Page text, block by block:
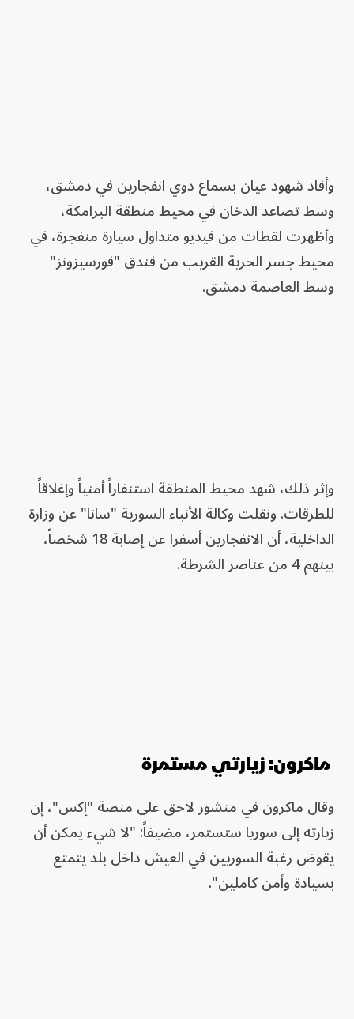
وأفاد شهود عيان بسماع دوي انفجارين في دمشق،
وسط تصاعد الدخان في محيط منطقة البرامكة،
وأظهرت لقطات من فيديو متداول سيارة منفجرة، في
محيط جسر الحرية القريب من فندق "فورسيزونز"
وسط العاصمة دمشق.
وإثر ذلك، شهد محيط المنطقة استنفاراً أمنياً وإغلاقاً
للطرقات. ونقلت وكالة الأنباء السورية "سانا" عن وزارة
الداخلية، أن الانفجارين أسفرا عن إصابة 18 شخصاً،
بينهم 4 من عناصر الشرطة.
ماكرون: زيارتي مستمرة
وقال ماكرون في منشور لاحق على منصة "إكس"، إن
زيارته إلى سوريا ستستمر، مضيفاً: "لا شيء يمكن أن
يقوض رغبة السوريين في العيش داخل بلد يتمتع
بسيادة وأمن كاملين".